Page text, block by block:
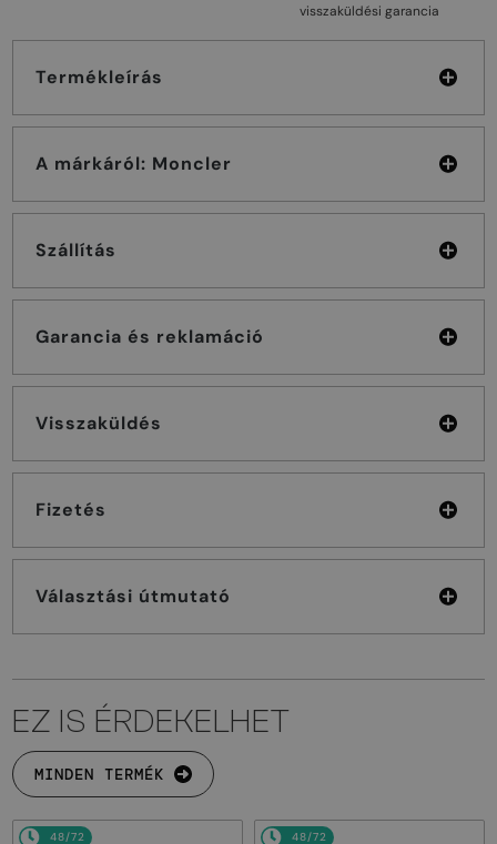
visszaküldési garancia
Termékleírás
A márkáról: Moncler
Szállítás
Garancia és reklamáció
Visszaküldés
Fizetés
Választási útmutató
EZ IS ÉRDEKELHET
MINDEN TERMÉK
48/72 48/72